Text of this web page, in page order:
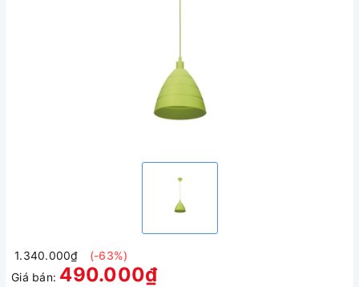
1.340.000₫
(-63%)
Giá bán: 490.000₫